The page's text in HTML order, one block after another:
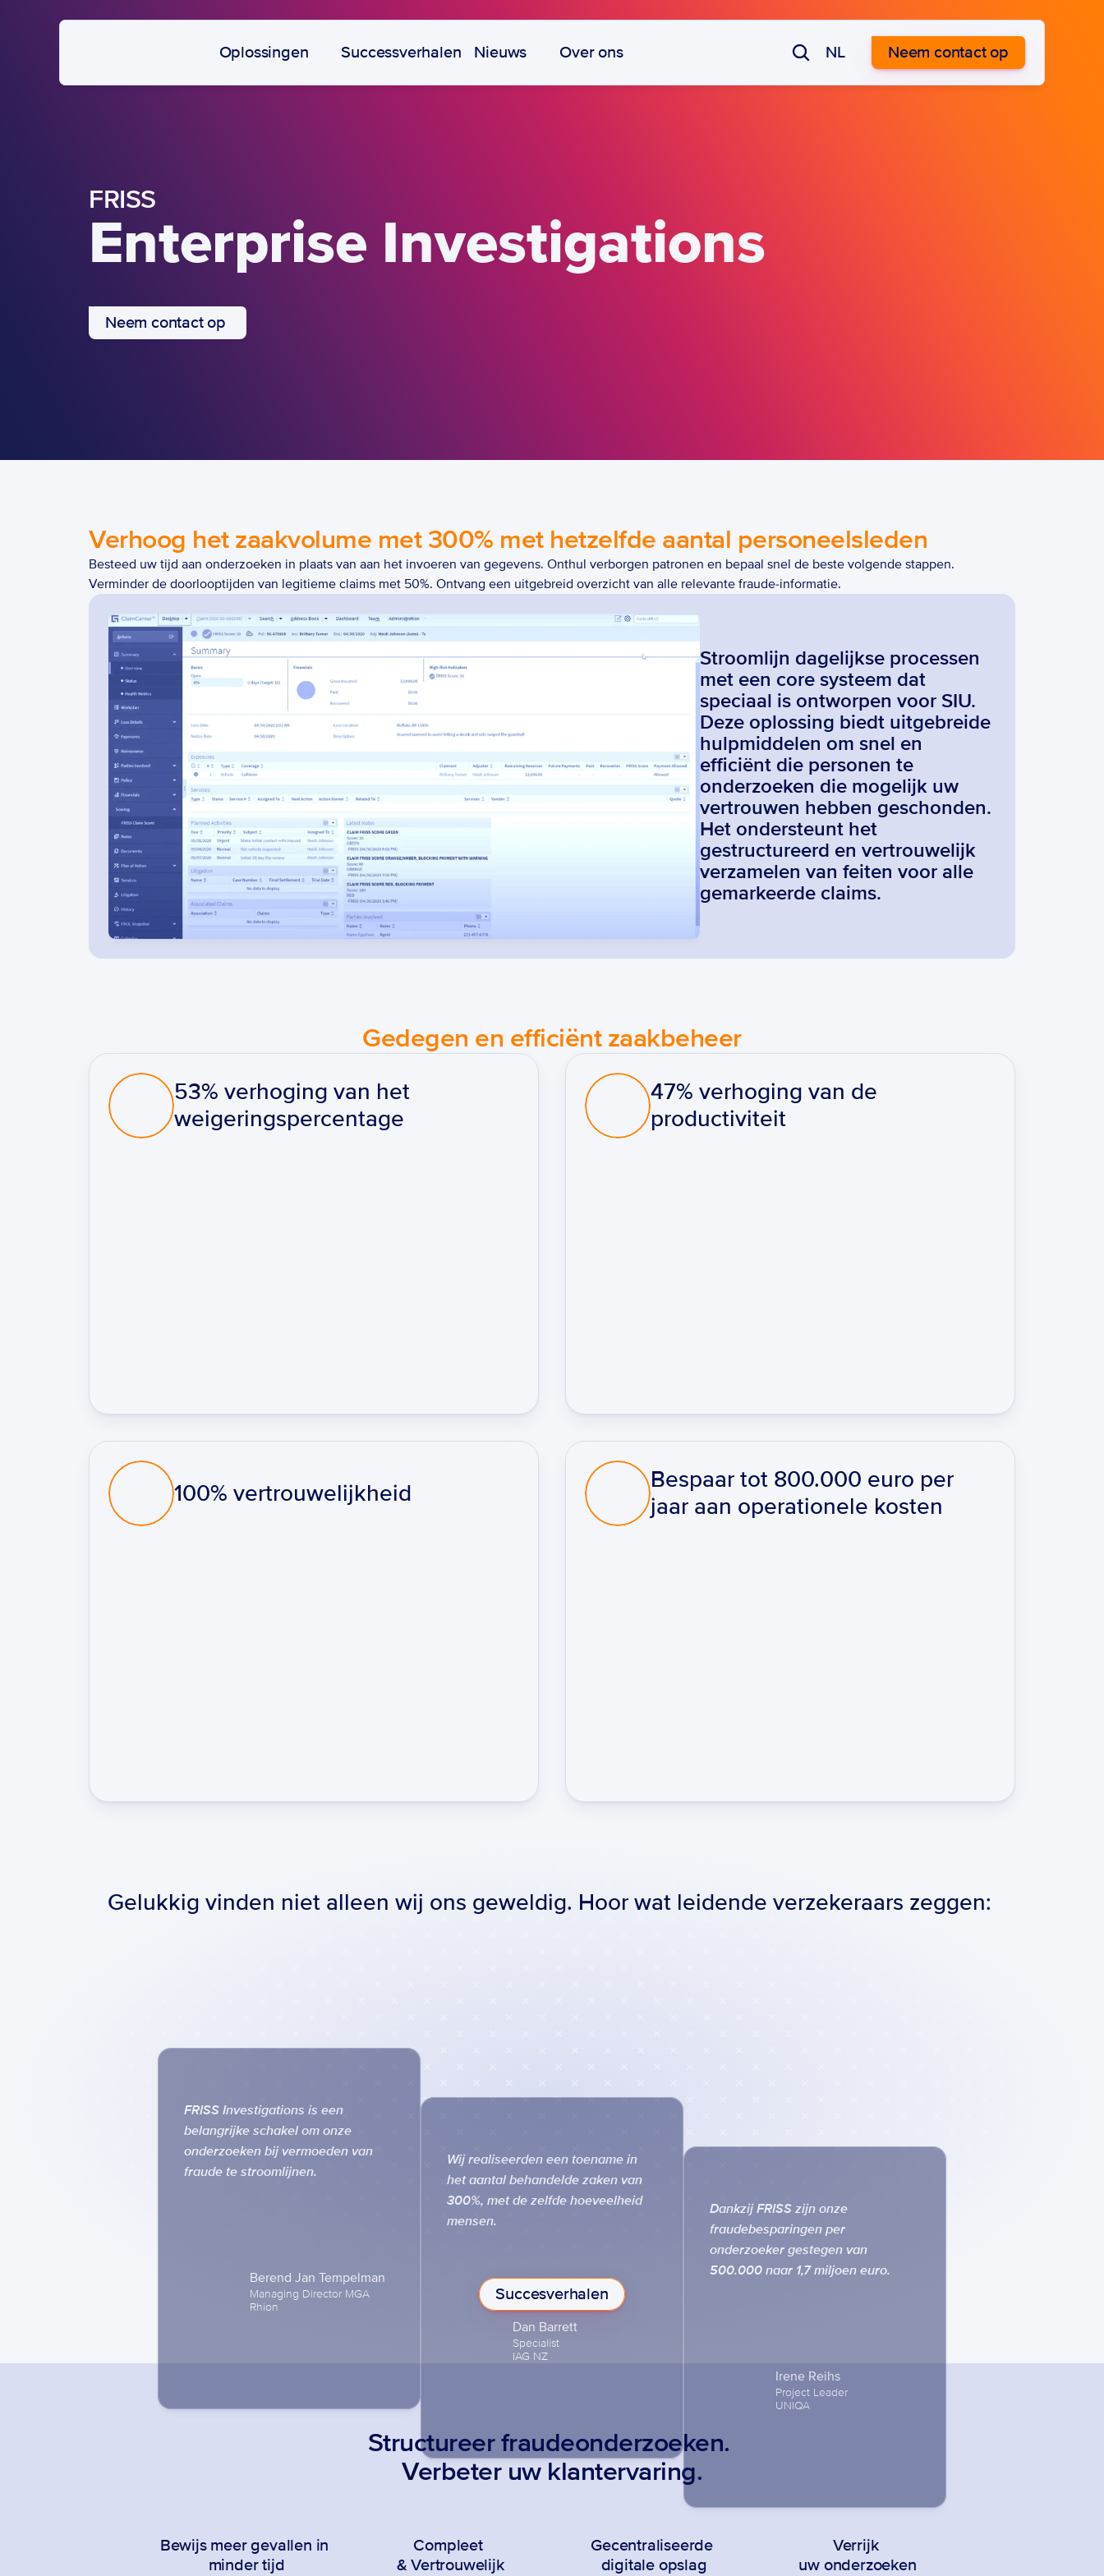
Oplossingen Successverhalen Nieuws Over ons NL Neem contact op
FRISS
Enterprise Investigations
Neem contact op
Verhoog het zaakvolume met 300% met hetzelfde aantal personeelsleden
Besteed uw tijd aan onderzoeken in plaats van aan het invoeren van gegevens. Onthul verborgen patronen en bepaal snel de beste volgende stappen.
Verminder de doorlooptijden van legitieme claims met 50%. Ontvang een uitgebreid overzicht van alle relevante fraude-informatie.
Stroomlijn dagelijkse processen
met een core systeem dat
speciaal is ontworpen voor SIU.
Deze oplossing biedt uitgebreide
hulpmiddelen om snel en
efficiënt die personen te
onderzoeken die mogelijk uw
vertrouwen hebben geschonden.
Het ondersteunt het
gestructureerd en vertrouwelijk
verzamelen van feiten voor alle
gemarkeerde claims.
Gedegen en efficiënt zaakbeheer
53% verhoging van het
weigeringspercentage
47% verhoging van de
productiviteit
100% vertrouwelijkheid
Bespaar tot 800.000 euro per
jaar aan operationele kosten
Gelukkig vinden niet alleen wij ons geweldig. Hoor wat leidende verzekeraars zeggen:
FRISS Investigations is een
belangrijke schakel om onze
onderzoeken bij vermoeden van
fraude te stroomlijnen.
Berend Jan Tempelman
Managing Director MGA
Rhion
Wij realiseerden een toename in
het aantal behandelde zaken van
300%, met de zelfde hoeveelheid
mensen.
Dan Barrett
Specialist
IAG NZ
Dankzij FRISS zijn onze
fraudebesparingen per
onderzoeker gestegen van
500.000 naar 1,7 miljoen euro.
Irene Reihs
Project Leader
UNIQA
Succesverhalen
Structureer fraudeonderzoeken.
Verbeter uw klantervaring.
Bewijs meer gevallen in
minder tijd
Compleet
& Vertrouwelijk
Gecentraliseerde
digitale opslag
Verrijk
uw onderzoeken